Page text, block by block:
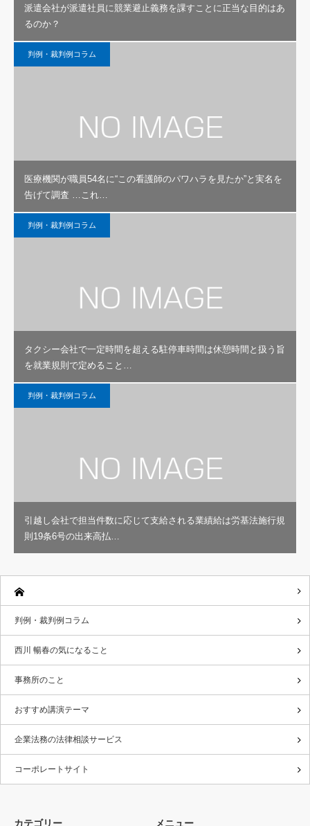
派遣会社が派遣社員に競業避止義務を課すことに正当な目的はあ
るのか？
判例・裁判例コラム
医療機関が職員54名に“この看護師のパワハラを見たか”と実名を
告げて調査 …これ…
判例・裁判例コラム
タクシー会社で一定時間を超える駐停車時間は休憩時間と扱う旨
を就業規則で定めること…
判例・裁判例コラム
引越し会社で担当件数に応じて支給される業績給は労基法施行規
則19条6号の出来高払…
判例・裁判例コラム
西川 暢春の気になること
事務所のこと
おすすめ講演テーマ
企業法務の法律相談サービス
コーポレートサイト
カテゴリー メニュー